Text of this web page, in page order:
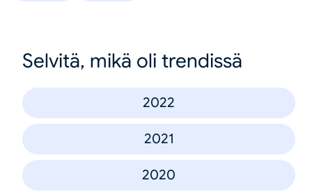
Selvitä, mikä oli trendissä
2022
2021
2020